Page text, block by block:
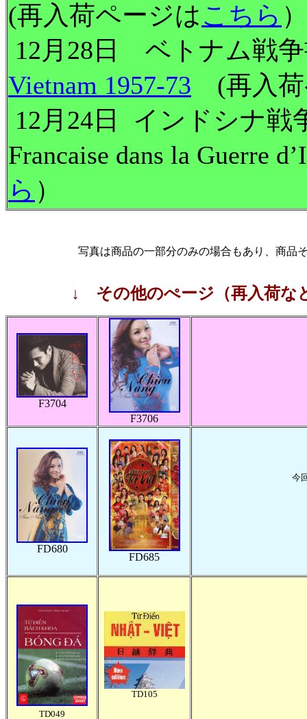
(再入荷ページはこちら ）
12月28日 ベトナム戦
Vietnam 1957-73
(再入
12月24日 インドシナ戦
Francaise dans la Guerre
ら ）
写真は商品の一部分のみの場合もあり、商品
↓ その他のぺージ（再入荷な
F3704
F3706
FD680
FD685
今
TD049
TD105